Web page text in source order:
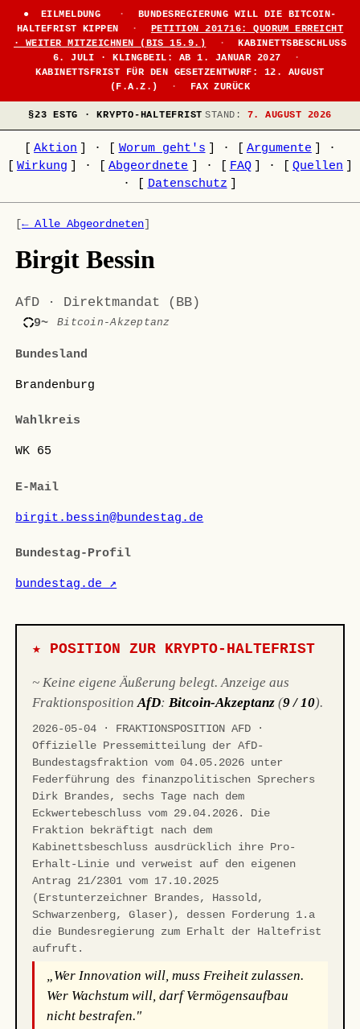
EILMELDUNG ·
BUNDESREGIERUNG WILL DIE BITCOIN-
HALTEFRIST KIPPEN
·
PETITION 201716: QUORUM ERREICHT
· WEITER MITZEICHNEN (BIS 15.9.)
·
KABINETTSBESCHLUSS
6. JULI · KLINGBEIL: AB 1. JANUAR 2027
·
KABINETTSFRIST FÜR DEN GESETZENTWURF: 12. AUGUST
(F.A.Z.)
· FAX ZURÜCK
§23 ESTG · KRYPTO-HALTEFRIST STAND: 7. AUGUST 2026
Aktion · Worum geht's · Argumente
·
Wirkung · Abgeordnete · FAQ · Quellen
·
Datenschutz
[← Alle Abgeordneten]
Birgit Bessin
AfD · Direktmandat (BB)
9~ Bitcoin-Akzeptanz
Bundesland
Brandenburg
Wahlkreis
WK 65
E-Mail
birgit.bessin@bundestag.de
Bundestag-Profil
bundestag.de ↗
★ POSITION ZUR KRYPTO-HALTEFRIST
~ Keine eigene Äußerung belegt. Anzeige aus
FraktionspositionAfD:Bitcoin-Akzeptanz (9 / 10).
2026-05-04 · FRAKTIONSPOSITION AFD ·
Offizielle Pressemitteilung der AfD-
Bundestagsfraktion vom 04.05.2026 unter
Federführung des finanzpolitischen Sprechers
Dirk Brandes, sechs Tage nach dem
Eckwertebeschluss vom 29.04.2026. Die
Fraktion bekräftigt nach dem
Kabinettsbeschluss ausdrücklich ihre Pro-
Erhalt-Linie und verweist auf den eigenen
Antrag 21/2301 vom 17.10.2025
(Erstunterzeichner Brandes, Hassold,
Schwarzenberg, Glaser), dessen Forderung 1.a
die Bundesregierung zum Erhalt der Haltefrist
aufruft.
„Wer Innovation will, muss Freiheit zulassen.
Wer Wachstum will, darf Vermögensaufbau
nicht bestrafen."